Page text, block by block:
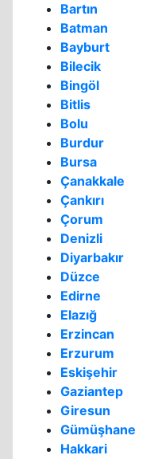
Bartın
Batman
Bayburt
Bilecik
Bingöl
Bitlis
Bolu
Burdur
Bursa
Çanakkale
Çankırı
Çorum
Denizli
Diyarbakır
Düzce
Edirne
Elazığ
Erzincan
Erzurum
Eskişehir
Gaziantep
Giresun
Gümüşhane
Hakkari